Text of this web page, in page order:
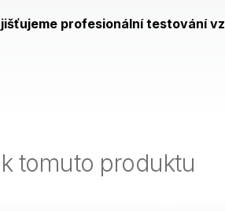
profesionální testování
tomuto produktu